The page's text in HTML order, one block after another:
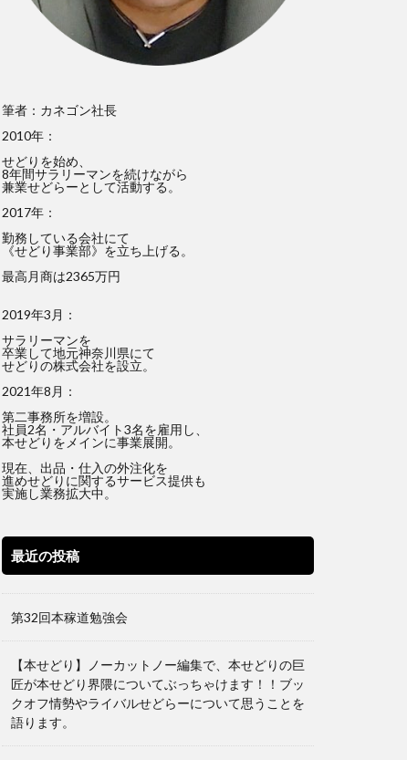
筆者：カネゴン社長
2010年：
せどりを始め、
8年間サラリーマンを続けながら
兼業せどらーとして活動する。
2017年：
勤務している会社にて
《せどり事業部》を立ち上げる。
最高月商は2365万円
2019年3月：
サラリーマンを
卒業して地元神奈川県にて
せどりの株式会社を設立。
2021年8月：
第二事務所を増設。
社員2名・アルバイト3名を雇用し、
本せどりをメインに事業展開。
現在、出品・仕入の外注化を
進めせどりに関するサービス提供も
実施し業務拡大中。
最近の投稿
第32回本稼道勉強会
【本せどり】ノーカットノー編集で、本せどりの巨
匠が本せどり界隈についてぶっちゃけます！！ブッ
クオフ情勢やライバルせどらーについて思うことを
語ります。